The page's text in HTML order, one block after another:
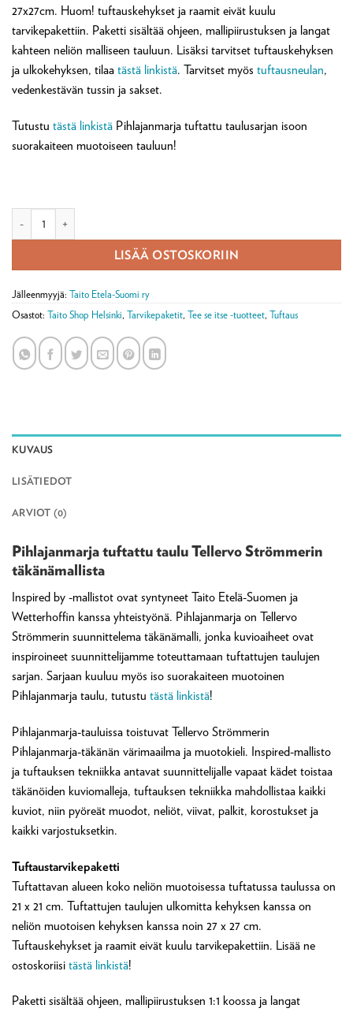
27x27cm. Huom! tuftauskehykset ja raamit eivät kuulu
tarvikepakettiin. Paketti sisältää ohjeen, mallipiirustuksen ja langat
kahteen neliön malliseen tauluun. Lisäksi tarvitset tuftauskehyksen
ja ulkokehyksen, tilaa tästä linkistä. Tarvitset myös tuftausneulan,
vedenkestävän tussin ja sakset.
Tutustu tästä linkistä Pihlajanmarja tuftattu taulusarjan isoon
suorakaiteen muotoiseen tauluun!
LISÄÄ OSTOSKORIIN
Jälleenmyyjä: Taito Etela-Suomi ry
Osastot: Taito Shop Helsinki, Tarvikepaketit, Tee se itse -tuotteet, Tuftaus
KUVAUS
LISÄTIEDOT
ARVIOT (0)
Pihlajanmarja tuftattu taulu Tellervo Strömmerin
täkänämallista
Inspired by -mallistot ovat syntyneet Taito Etelä-Suomen ja
Wetterhoffin kanssa yhteistyönä. Pihlajanmarja on Tellervo
Strömmerin suunnittelema täkänämalli, jonka kuvioaiheet ovat
inspiroineet suunnittelijamme toteuttamaan tuftattujen taulujen
sarjan. Sarjaan kuuluu myös iso suorakaiteen muotoinen
Pihlajanmarja taulu, tutustu tästä linkistä!
Pihlajanmarja-tauluissa toistuvat Tellervo Strömmerin
Pihlajanmarja-täkänän värimaailma ja muotokieli. Inspired-mallisto
ja tuftauksen tekniikka antavat suunnittelijalle vapaat kädet toistaa
täkänöiden kuviomalleja, tuftauksen tekniikka mahdollistaa kaikki
kuviot, niin pyöreät muodot, neliöt, viivat, palkit, korostukset ja
kaikki varjostuksetkin.
Tuftaustarvikepaketti
Tuftattavan alueen koko neliön muotoisessa tuftatussa taulussa on
21 x 21 cm. Tuftattujen taulujen ulkomitta kehyksen kanssa on
neliön muotoisen kehyksen kanssa noin 27 x 27 cm.
Tuftauskehykset ja raamit eivät kuulu tarvikepakettiin. Lisää ne
ostoskoriisi tästä linkistä!
Paketti sisältää ohjeen, mallipiirustuksen 1:1 koossa ja langat